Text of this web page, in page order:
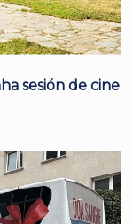
sesión de cine